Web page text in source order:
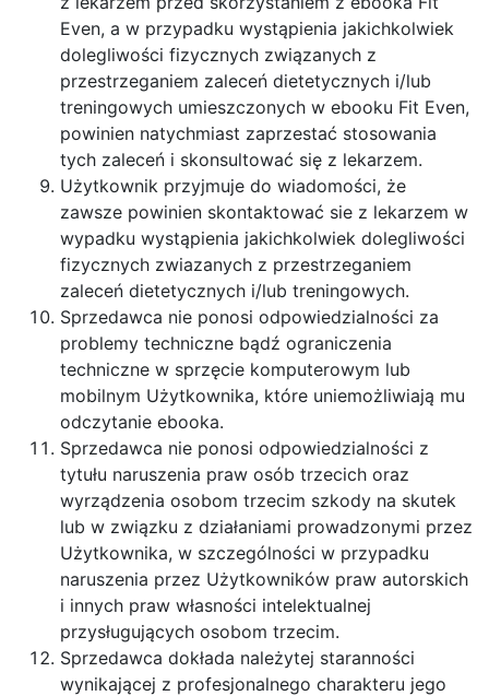
Even, a w przypadku wystąpienia jakichkolwiek
dolegliwości fizycznych związanych z
przestrzeganiem zaleceń dietetycznych i/lub
treningowych umieszczonych w ebooku Fit Even,
powinien natychmiast zaprzestać stosowania
tych zaleceń i skonsultować się z lekarzem.
Użytkownik przyjmuje do wiadomości, że
zawsze powinien skontaktować sie z lekarzem w
wypadku wystąpienia jakichkolwiek dolegliwości
fizycznych zwiazanych z przestrzeganiem
zaleceń dietetycznych i/lub treningowych.
Sprzedawca nie ponosi odpowiedzialności za
problemy techniczne bądź ograniczenia
techniczne w sprzęcie komputerowym lub
mobilnym Użytkownika, które uniemożliwiają mu
odczytanie ebooka.
Sprzedawca nie ponosi odpowiedzialności z
tytułu naruszenia praw osób trzecich oraz
wyrządzenia osobom trzecim szkody na skutek
lub w związku z działaniami prowadzonymi przez
Użytkownika, w szczególności w przypadku
naruszenia przez Użytkowników praw autorskich
i innych praw własności intelektualnej
przysługujących osobom trzecim.
Sprzedawca dokłada należytej staranności
wynikającej z profesjonalnego charakteru jego